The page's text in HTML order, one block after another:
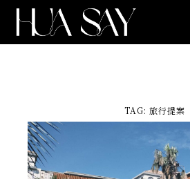
TAG: 旅行提案
PagePagePage